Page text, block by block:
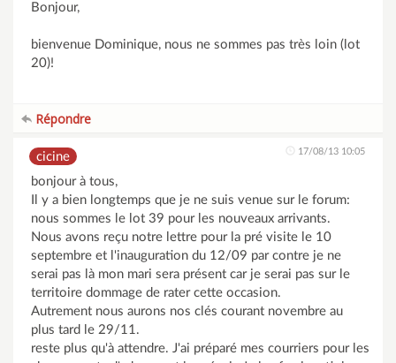
Bonjour,
bienvenue Dominique, nous ne sommes pas très loin (lot
20)!
Répondre
cicine 17/08/13 10:05
bonjour à tous,
Il y a bien longtemps que je ne suis venue sur le forum:
nous sommes le lot 39 pour les nouveaux arrivants.
Nous avons reçu notre lettre pour la pré visite le 10
septembre et l'inauguration du 12/09 par contre je ne
serai pas là mon mari sera présent car je serai pas sur le
territoire dommage de rater cette occasion.
Autrement nous aurons nos clés courant novembre au
plus tard le 29/11.
reste plus qu'à attendre. J'ai préparé mes courriers pour les